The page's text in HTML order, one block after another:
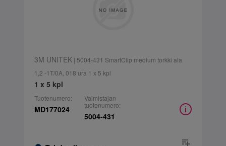
3M UNITEK| 5004-431 SmartClip medium torkki ala
1,2 -1T/0A, 018 ura 1 x 5 kpl
1 x 5 kpl
Tuotenumero:
MD177024
Valmistajan
tuotenumero:
5004-431